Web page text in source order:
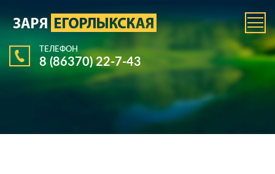
ТЕЛЕФОН
8 (86370) 22-7-43